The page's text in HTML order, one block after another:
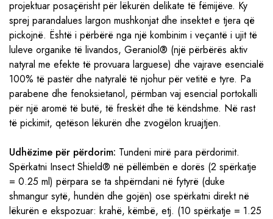
projektuar posaçërisht për lëkurën delikate të fëmijëve. Ky
sprej parandalues ​​largon mushkonjat dhe insektet e tjera që
pickojnë. Është i përbërë nga një kombinim i veçantë i ujit të
luleve organike të livandos, Geraniol® (një përbërës aktiv
natyral me efekte të provuara larguese) dhe vajrave esencialë
100% të pastër dhe natyralë të njohur për vetitë e tyre. Pa
parabene dhe fenoksietanol, përmban vaj esencial portokalli
për një aromë të butë, të freskët dhe të këndshme. Në rast
të pickimit, qetëson lëkurën dhe zvogëlon kruajtjen.
Udhëzime për përdorim: Tundeni mirë para përdorimit.
Spërkatni Insect Shield® në pëllëmbën e dorës (2 spërkatje
= 0.25 ml) përpara se ta shpërndani në fytyrë (duke
shmangur sytë, hundën dhe gojën) ose spërkatni direkt në
lëkurën e ekspozuar: krahë, këmbë, etj. (10 spërkatje = 1.25